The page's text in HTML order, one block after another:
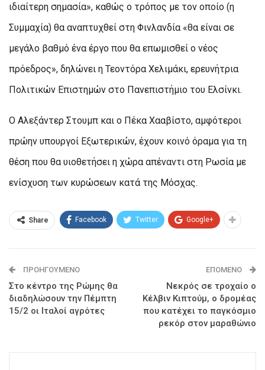
ιδιαίτερη σημασία», καθώς ο τρόπος με τον οποίο (η
Συμμαχία) θα αναπτυχθεί στη Φινλανδία «θα είναι σε
μεγάλο βαθμό ένα έργο που θα επωμισθεί ο νέος
πρόεδρος», δηλώνει η Τεοντόρα Χελιμάκι, ερευνήτρια
Πολιτικών Επιστημών στο Πανεπιστήμιο του Ελσίνκι.
Ο Αλεξάντερ Στουμπ και ο Πέκα Χααβίστο, αμφότεροι
πρώην υπουργοί Εξωτερικών, έχουν κοινό όραμα για τη
θέση που θα υιοθετήσει η χώρα απέναντι στη Ρωσία με
ενίσχυση των κυρώσεων κατά της Μόσχας.
Share Facebook Twitter Google+
ΠΡΟΗΓΟΎΜΕΝΟ
Στο κέντρο της Ρώμης θα
διαδηλώσουν την Πέμπτη
15/2 οι Ιταλοί αγρότες
ΕΠΌΜΕΝΟ
Νεκρός σε τροχαίο ο
Κέλβιν Κιπτούμ, ο δρομέας
που κατέχει το παγκόσμιο
ρεκόρ στον μαραθώνιο